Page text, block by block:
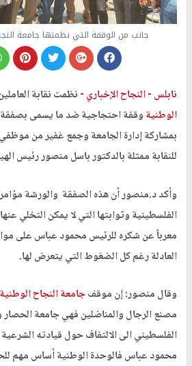
جانب من الوقفة التي نظمتها جامعة
نابلس -النجاح الإخباري -نظمت نقابة
الوطنيةوقفة احتجاجية ضد ما يسمى بصفقة
بمشاركة إدارة الجامعة وجمع غفير من موظفي
للنقابة ممثلة بالدكتور باسل منصور رئيس
وأكد د.منصور أن هذه الصفقة والورشة
الفلسطينية وثوابتها التي لا يمكن التخلي
معرباً عن شكره للرئيس محمود عباس على
العادلة رغم كل الضغوط التي يتعرض لها.
وقال منصور: إن موقفجامعة النجاح الوطنية
مصنع الرجال والمناضلين فهي جامعة الحصار
الفلسطيني الى الالتفاف حول قيادته
محمود عباس فالوحدة الوطنية أساس مهم